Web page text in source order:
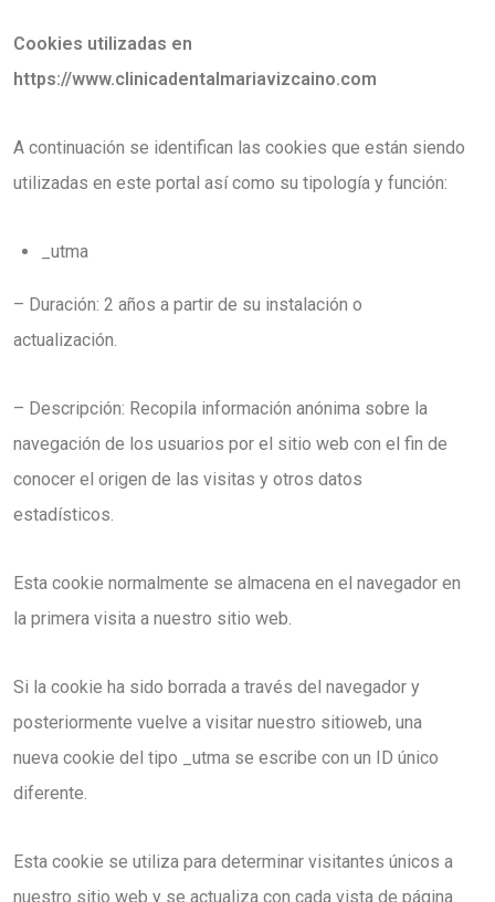
Cookies utilizadas en
https://www.clinicadentalmariavizcaino.com
A continuación se identifican las cookies que están siendo
utilizadas en este portal así como su tipología y función:
_utma
– Duración: 2 años a partir de su instalación o
actualización.
– Descripción: Recopila información anónima sobre la
navegación de los usuarios por el sitio web con el fin de
conocer el origen de las visitas y otros datos
estadísticos.
Esta cookie normalmente se almacena en el navegador en
la primera visita a nuestro sitio web.
Si la cookie ha sido borrada a través del navegador y
posteriormente vuelve a visitar nuestro sitioweb, una
nueva cookie del tipo _utma se escribe con un ID único
diferente.
Esta cookie se utiliza para determinar visitantes únicos a
nuestro sitio web y se actualiza con cada vista de página.